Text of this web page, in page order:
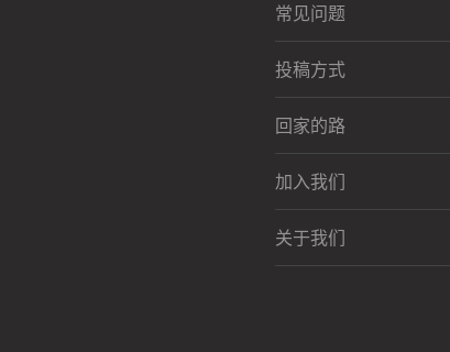
常见问题
投稿方式
回家的路
加入我们
关于我们